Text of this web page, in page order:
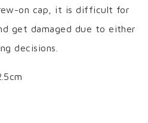
on cap, it is difficult for
get damaged due to either
decisions.